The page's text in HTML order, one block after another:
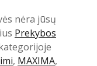
nėra jūsų
Prekybos
, MAXIMA,